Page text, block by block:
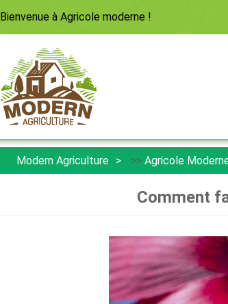
Bienvenue à Agricole moderne !
Modern Agriculture >> Agricole
Comment